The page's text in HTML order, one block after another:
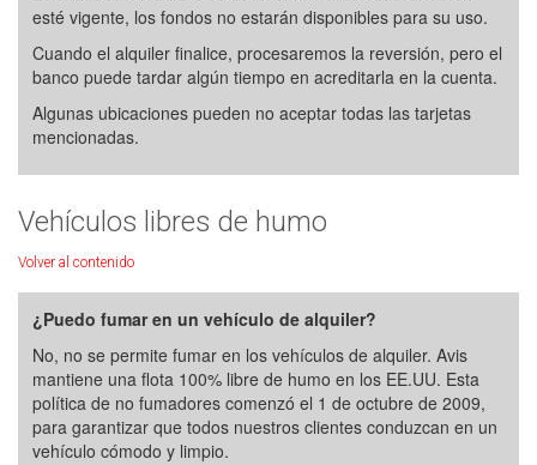
esté vigente, los fondos no estarán disponibles para su uso.
Cuando el alquiler finalice, procesaremos la reversión, pero el
banco puede tardar algún tiempo en acreditarla en la cuenta.
Algunas ubicaciones pueden no aceptar todas las tarjetas
mencionadas.
Vehículos libres de humo
Volver al contenido
¿Puedo fumar en un vehículo de alquiler?
No, no se permite fumar en los vehículos de alquiler. Avis
mantiene una flota 100% libre de humo en los EE.UU. Esta
política de no fumadores comenzó el 1 de octubre de 2009,
para garantizar que todos nuestros clientes conduzcan en un
vehículo cómodo y limpio.